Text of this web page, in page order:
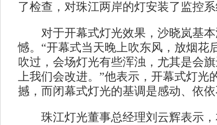
了检查，对珠江两岸的灯安装了监控
对于开幕式灯光效果，沙晓岚基本
憾。“开幕式当天晚上吹东风，放烟花
吹过，会场灯光有些浑浊，尤其是会
上我们会改进。”他表示，开幕式灯光
撼，而闭幕式灯光的基调是感动、依
珠江灯光董事总经理刘云辉表示，